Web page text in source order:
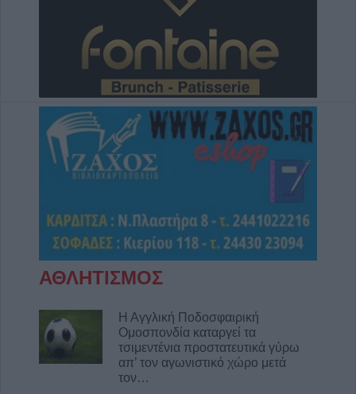
ΑΘΛΗΤΙΣΜΟΣ
Η Αγγλική Ποδοσφαιρική
Ομοσπονδία καταργεί τα
τσιμεντένια προστατευτικά γύρω
απ’ τον αγωνιστικό χώρο μετά
τον…